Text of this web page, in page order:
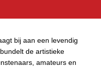
bij aan een levendig
de artistieke
amateurs en